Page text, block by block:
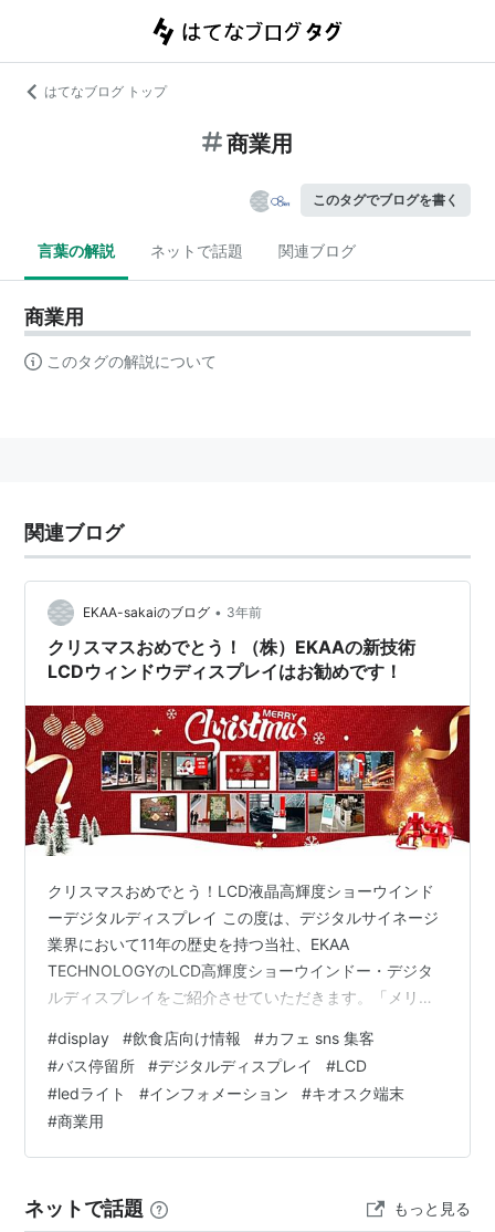
はてなブログ トップ
商業用
このタグでブログを書く
言葉の解説 ネットで話題 関連ブログ
商業用
このタグの解説について
関連ブログ
EKAA-sakaiのブログ • 3年前
クリスマスおめでとう！（株）EKAAの新技術
LCDウィンドウディスプレイはお勧めです！
クリスマスおめでとう！LCD液晶高輝度ショーウインド
ーデジタルディスプレイ この度は、デジタルサイネージ
業界において11年の歴史を持つ当社、EKAA
TECHNOLOGYのLCD高輝度ショーウインドー・デジタ
ルディスプレイをご紹介させていただきます。「メリッ
ディスプレイ（片面のみのサイズも可能）・超薄型ベゼ
ル 2.85mm・高輝度 3000~4000ニト ・Androidシステ
ムを搭載する・内蔵式の温度コントロール・モジュー
ル・インテリジェン輝度調整システム・壁掛け、天井吊
り、スタンド式などが可能 生産工場は中国広東省にあ
#display #飲食店向け情報 #カフェ sns 集客
#バス停留所 #デジタルディスプレイ #LCD
#ledライト #インフォメーション #キオスク端末
#商業用
ネットで話題 もっと見る